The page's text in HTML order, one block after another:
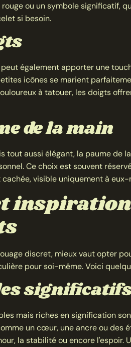
ou un symbole significatif,
si besoin.
également apporter une
icônes se marient
à tatouer, les doigts
de la main
tout aussi élégant, la paume de
Ce choix est souvent
visible uniquement à
discret, mieux vaut opter
pour soi-même. Voici
mais riches en signification
un cœur, une ancre ou des
la stabilité ou encore l'espoir.